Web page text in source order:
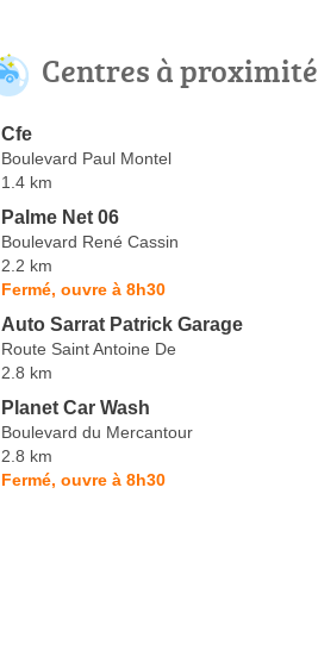
Centres à proximité
Cfe
Boulevard Paul Montel
1.4 km
Palme Net 06
Boulevard René Cassin
2.2 km
Fermé, ouvre à 8h30
Auto Sarrat Patrick Garage
Route Saint Antoine De
2.8 km
Planet Car Wash
Boulevard du Mercantour
2.8 km
Fermé, ouvre à 8h30